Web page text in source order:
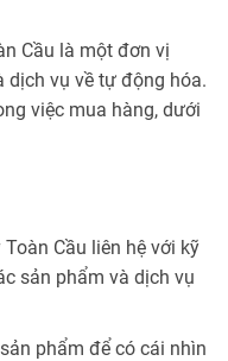
Cầu là một đơn vị
dịch vụ về tự động hóa.
việc mua hàng, dưới
Cầu liên hệ với kỹ
sản phẩm và dịch vụ
phẩm để có cái nhìn